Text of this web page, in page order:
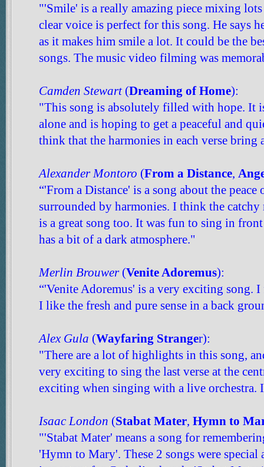
"'Smile' is a really amazing piece mixing
clear voice is perfect for this song. He says
as it makes him smile a lot. It could be the
songs. The music video filming was
Camden Stewart (Dreaming of Home):
"This song is absolutely filled with hope. It
alone and is hoping to get a peaceful and
think that the harmonies in each verse bring
Alexander Montoro (From a Distance,
“'From a Distance' is a song about the
surrounded by harmonies. I think the
is a great song too. It was fun to sing in
has a bit of a dark atmosphere."
Merlin Brouwer(Venite Adoremus):
“'Venite Adoremus' is a very exciting song.
I like the fresh and pure sense in a back
Alex Gula (Wayfaring Stranger):
"There are a lot of highlights in this song,
very exciting to sing the last verse at the
exciting when singing with a live orchestra.
Isaac London (Stabat Mater, Hymn to
"'Stabat Mater' means a song for
'Hymn to Mary'. These 2 songs were